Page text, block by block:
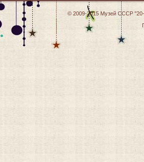
© 2009-2015 Музей СССР